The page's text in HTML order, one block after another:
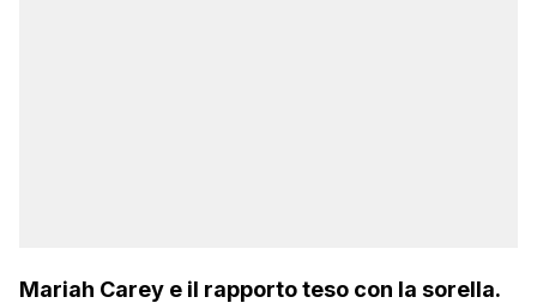
Mariah Carey e il rapporto teso con la sorella.